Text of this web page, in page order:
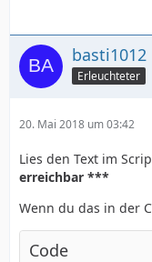
basti1012
Erleuchteter
20. Mai 2018 um 03:42
Lies den Text im
erreichbar ***
Wenn du das in der
Code